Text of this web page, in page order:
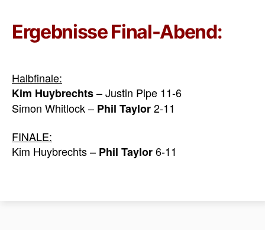
Ergebnisse Final-Abend:
Halbfinale:
Kim Huybrechts– Justin Pipe 11-6
Simon Whitlock – Phil Taylor2-11
FINALE:
Kim Huybrechts – Phil Taylor6-11